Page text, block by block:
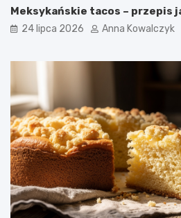
Meksykańskie tacos – przepis
24 lipca 2026 Anna Kowalczyk